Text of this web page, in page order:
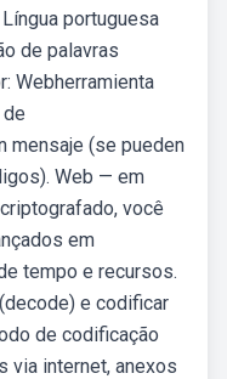
portuguesa
de palavras
Webherramienta
mensaje (se pueden
Web — em
você
em
tempo e recursos.
e codificar
de codificação
via internet, anexos